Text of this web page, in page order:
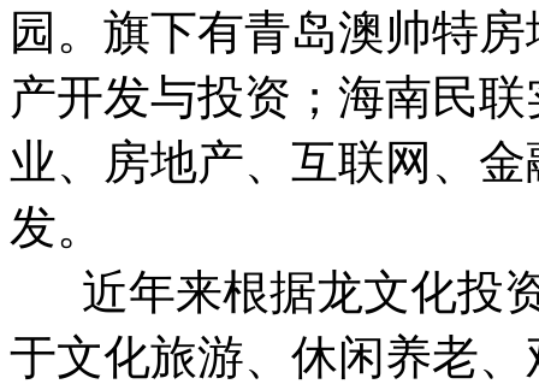
园。旗下有青岛澳帅特
产开发与投资；海南民
业、房地产、互联网、
发。
近年来根据龙文化投
于文化旅游、休闲养老